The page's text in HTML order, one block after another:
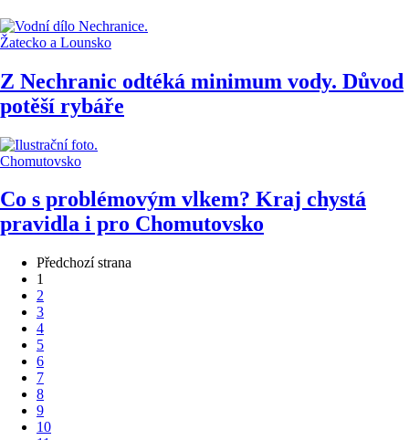
Žatecko a Lounsko
Z Nechranic odtéká minimum vody. Důvod
potěší rybáře
Chomutovsko
Co s problémovým vlkem? Kraj chystá
pravidla i pro Chomutovsko
Předchozí strana
1
2
3
4
5
6
7
8
9
10